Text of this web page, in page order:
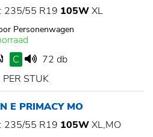
235/55 R19 105WXL
Personenwagen
C
72 db
PER STUK
E PRIMACY MO
235/55 R19 105WXL,MO